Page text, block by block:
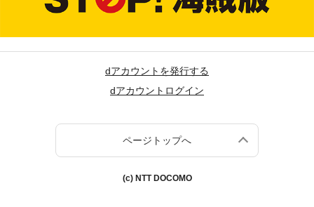
dアカウントを発行する
dアカウントログイン
ページトップへ
(c) NTT DOCOMO